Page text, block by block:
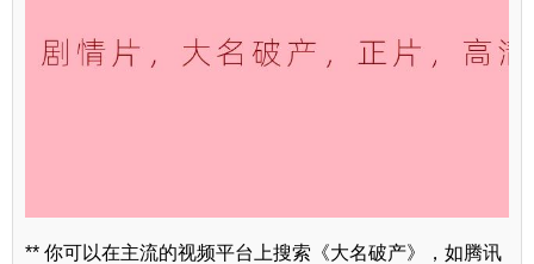
** 你可以在主流的视频平台上搜索《大名破产》，如腾讯